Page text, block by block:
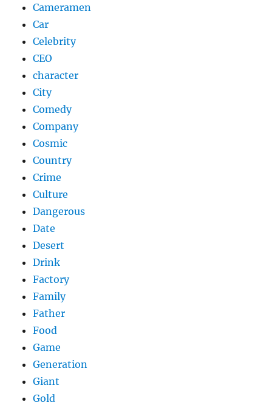
Cameramen
Car
Celebrity
CEO
character
City
Comedy
Company
Cosmic
Country
Crime
Culture
Dangerous
Date
Desert
Drink
Factory
Family
Father
Food
Game
Generation
Giant
Gold